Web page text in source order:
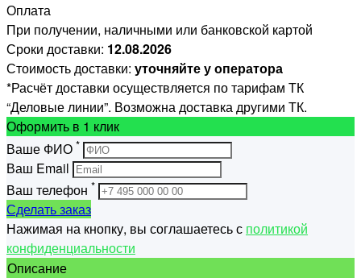
Оплата
При получении, наличными или банковской картой
Сроки доставки: 12.08.2026
Стоимость доставки: уточняйте у оператора
*Расчёт доставки осуществляется по тарифам ТК
“Деловые линии”. Возможна доставка другими ТК.
Оформить в 1 клик
Ваше ФИО *
Ваш Email
Ваш телефон *
Сделать заказ
Нажимая на кнопку, вы соглашаетесь с политикой
конфиденциальности
Описание